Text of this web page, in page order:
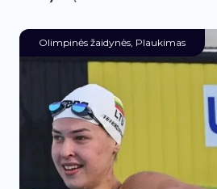
Olimpinės žaidynės Plaukimas